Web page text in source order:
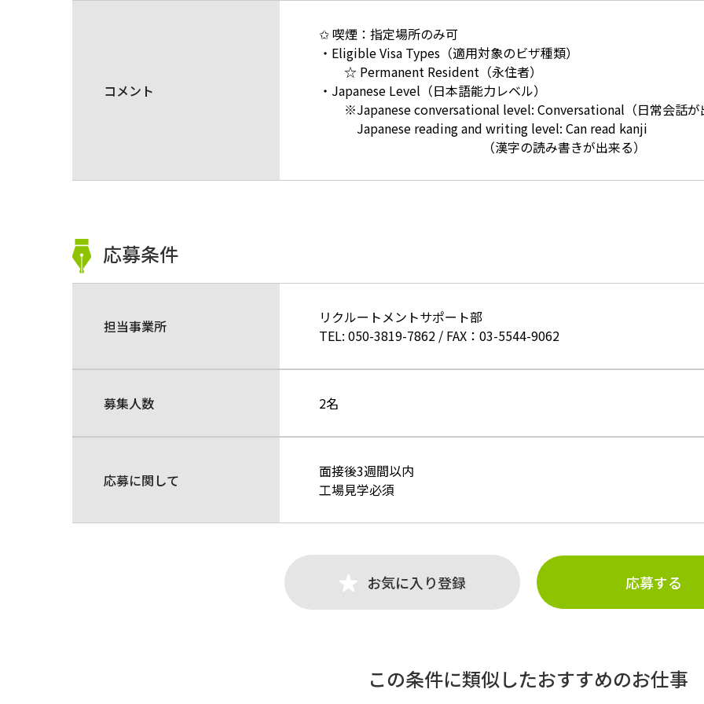
コメント
✩ 喫煙：指定場所のみ可
・Eligible Visa Types（適用対象のビザ種類）
☆ Permanent Resident（永住者）
・Japanese Level（日本語能力レベル）
※Japanese conversational level: Conversational（日常会話が
Japanese reading and writing level: Can read kanji
（漢字の読み書きが出来る）
応募条件
担当事業所
リクルートメントサポート部
TEL: 050-3819-7862 / FAX：03-5544-9062
募集人数 2名
応募に関して
面接後3週間以内
工場見学必須
お気に入り登録 応募する
この条件に類似したおすすめのお仕事